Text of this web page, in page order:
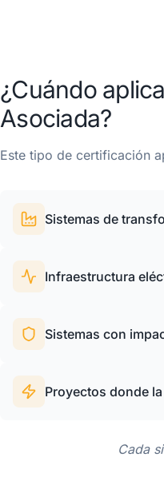
¿Cuándo
Asociada?
Este tipo de certificación
Sistemas de
Infraestructura
Sistemas con
Proyectos donde
Cada